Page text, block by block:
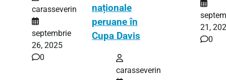
carasseverin
septembrie
26, 2025
0
naționale
peruane în
Cupa Davis
carasseverin
21,
0